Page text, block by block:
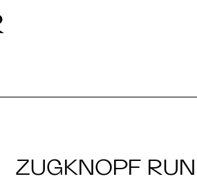
ZUGKNOPF